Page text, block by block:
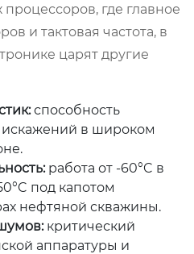
где главное
и тактовая частота, в
царят другие
способность
искажений в широком
работа от -60°C в
под капотом
нефтяной скважины.
критический
аппаратуры и